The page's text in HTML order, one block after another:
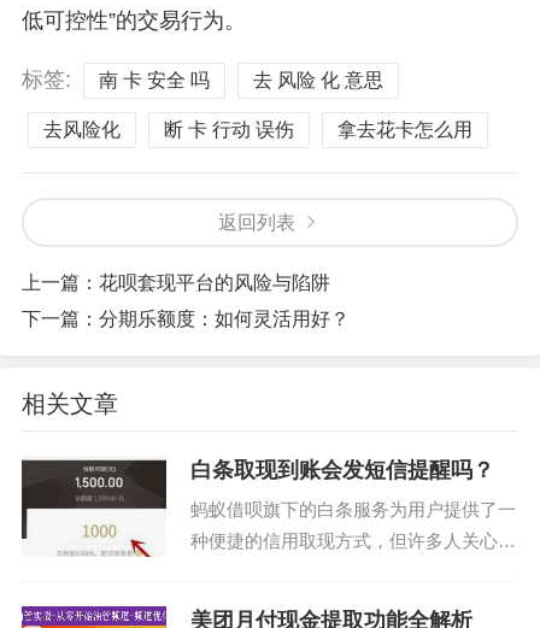
低可控性”的交易行为。
标签: 南 卡 安全 吗 去 风险 化 意思
去风险化 断 卡 行动 误伤 拿去花卡怎么用
返回列表
上一篇： 花呗套现平台的风险与陷阱
下一篇： 分期乐额度：如何灵活用好？
相关文章
白条取现到账会发短信提醒吗？
蚂蚁借呗旗下的白条服务为用户提供了一
种便捷的信用取现方式，但许多人关心的
美团月付现金提取功能全解析